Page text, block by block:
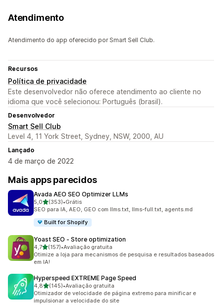
Atendimento
Atendimento do app oferecido por Smart Sell Club.
Recursos
Política de privacidade
Este desenvolvedor não oferece atendimento ao cliente no
idioma que você selecionou: Português (brasil).
Desenvolvedor
Smart Sell Club
Level 4, 11 York Street, Sydney, NSW, 2000, AU
Lançado
4 de março de 2022
Mais apps parecidos
Avada AEO SEO Optimizer LLMs
5,0de 5 estrelas
(353)
353 avaliações ao todo
•Grátis
SEO para IA, AEO, GEO com llms.txt, llms-full.txt, agents.md
Built for Shopify
Yoast SEO ‑ Store optimization
4,7de 5 estrelas
(157)
157 avaliações ao todo
•Avaliação gratuita
Otimize a loja para mecanismos de pesquisa e resultados baseados
em IA!
Hyperspeed EXTREME Page Speed
4,8de 5 estrelas
(145)
145 avaliações ao todo
•Avaliação gratuita
Otimizador de velocidade de página extremo para minificar e
impulsionar a velocidade do site